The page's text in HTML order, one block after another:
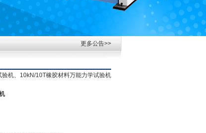
更多公告>>
机、10kN/10T橡胶材料万能力学试验机